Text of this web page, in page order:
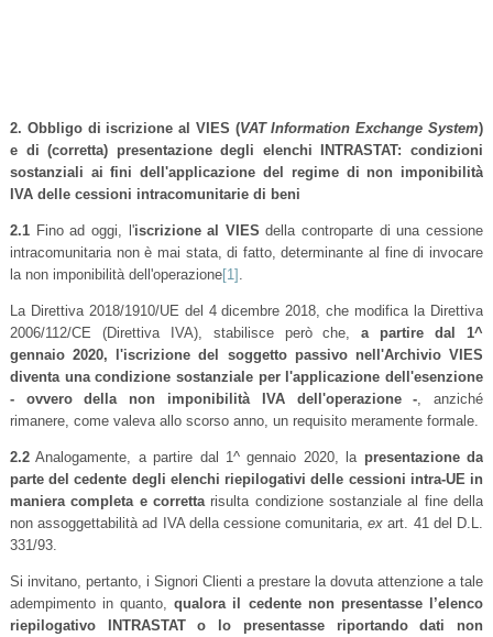
2. Obbligo di iscrizione al VIES (VAT Information Exchange System)
e di (corretta) presentazione degli elenchi INTRASTAT: condizioni
sostanziali ai fini dell'applicazione del regime di non imponibilità
IVA delle cessioni intracomunitarie di beni
2.1Fino ad oggi, l'iscrizione al VIES della controparte di una cessione
intracomunitaria non è mai stata, di fatto, determinante al fine di invocare
la non imponibilità dell'operazione[1]
La Direttiva 2018/1910/UE del 4 dicembre 2018, che modifica la Direttiva
2006/112/CE (Direttiva IVA), stabilisce però che,a partire dal 1^
gennaio 2020, l'iscrizione del soggetto passivo nell'Archivio VIES
diventa una condizione sostanziale per l'applicazione dell'esenzione
- ovvero della non imponibilità IVA dell'operazione - , anziché
rimanere, come valeva allo scorso anno, un requisito meramente formale.
2.2Analogamente, a partire dal 1^ gennaio 2020, la presentazione da
parte del cedente degli elenchi riepilogativi delle cessioni intra-UE in
maniera completa e correttarisulta condizione sostanziale al fine della
non assoggettabilità ad IVA della cessione comunitaria,ex art. 41 del D.L.
331/93.
Si invitano, pertanto, i Signori Clienti a prestare la dovuta attenzione a tale
adempimento in quanto,qualora il cedente non presentasse l’elenco
riepilogativo INTRASTAT o lo presentasse riportando dati non